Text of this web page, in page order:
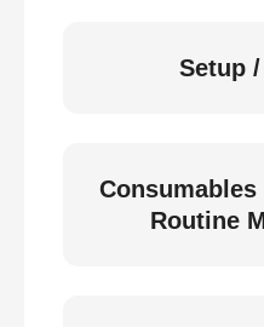
Setup
Routine